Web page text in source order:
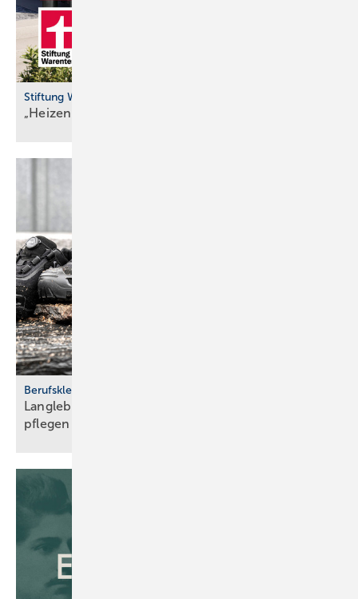
Stiftung Warentest
„Heizen mit Wär­me­pum­pen güns­ti­ger als
Berufskleidung
Langlebig und sicher: Ar­beits­schu­he rich­tig
pfle­gen